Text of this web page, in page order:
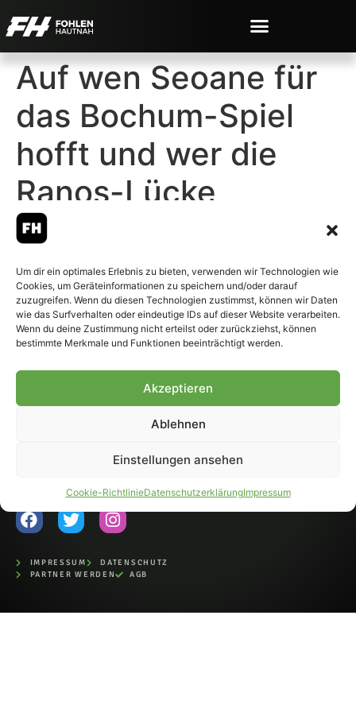
Um dir ein optimales Erlebnis zu bieten, verwenden wir Technologien wie
Cookies, um Geräteinformationen zu speichern und/oder darauf
zuzugreifen. Wenn du diesen Technologien zustimmst, können wir Daten
wie das Surfverhalten oder eindeutige IDs auf dieser Website verarbeiten.
Wenn du deine Zustimmung nicht erteilst oder zurückziehst, können
bestimmte Merkmale und Funktionen beeinträchtigt werden.
Akzeptieren
Ablehnen
Einstellungen ansehen
Cookie-RichtlinieDatenschutzerklärungImpressum
Auf wen Seoane für
das Bochum-Spiel
hofft und wer die
Ranos-Lücke
schließt
© 2007-2026 Fohlen-Hautnah.de
– Alle rechte vorbehalten.
Fohlen-Hautnah.de ist ein
offiziell eingetragenes Magazin
bei der Deutschen
Nationalbibliothek (ISSN 1868-
auszugsweise, nur mit
IMPRESSUM
DATENSCHUTZ
PARTNER WERDEN
AGB